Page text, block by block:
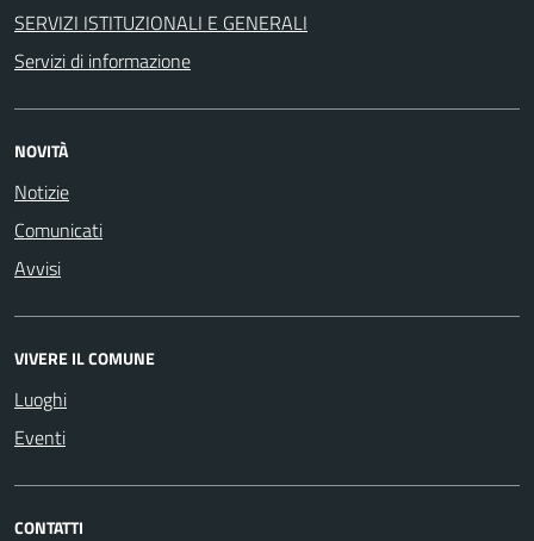
SERVIZI ISTITUZIONALI E GENERALI
Servizi di informazione
NOVITÀ
Notizie
Comunicati
Avvisi
VIVERE IL COMUNE
Luoghi
Eventi
CONTATTI